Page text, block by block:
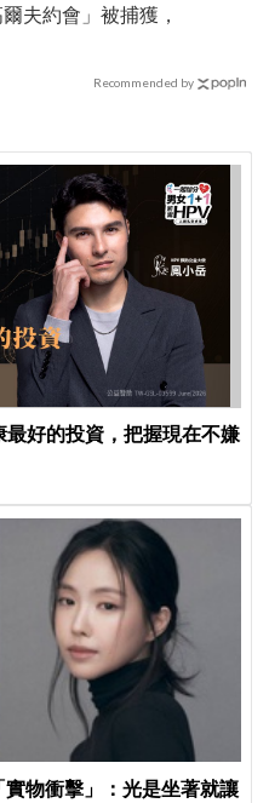
夫約會」被捕獲，
Recommended by
好的投資，把握現在不嫌
實物衝擊」：光是坐著就讓